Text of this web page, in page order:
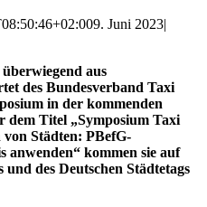
9. Juni 2023|
aus
des Bundesverband Taxi
in der kommenden
dem Titel „Symposium Taxi
Städten: PBefG-
anwenden“ kommen sie auf
des Deutschen Städtetags